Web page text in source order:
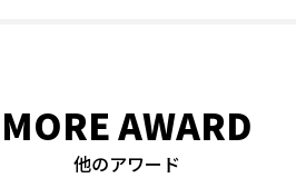
MORE AWARD
他のアワード